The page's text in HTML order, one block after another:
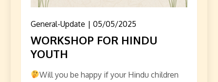
General-Update 05/05/2025
WORKSHOP FOR HINDU
YOUTH
Will you be happy if your Hindu children